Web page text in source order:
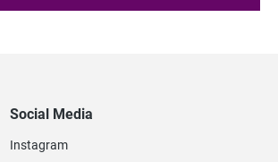
Social Media
Instagram